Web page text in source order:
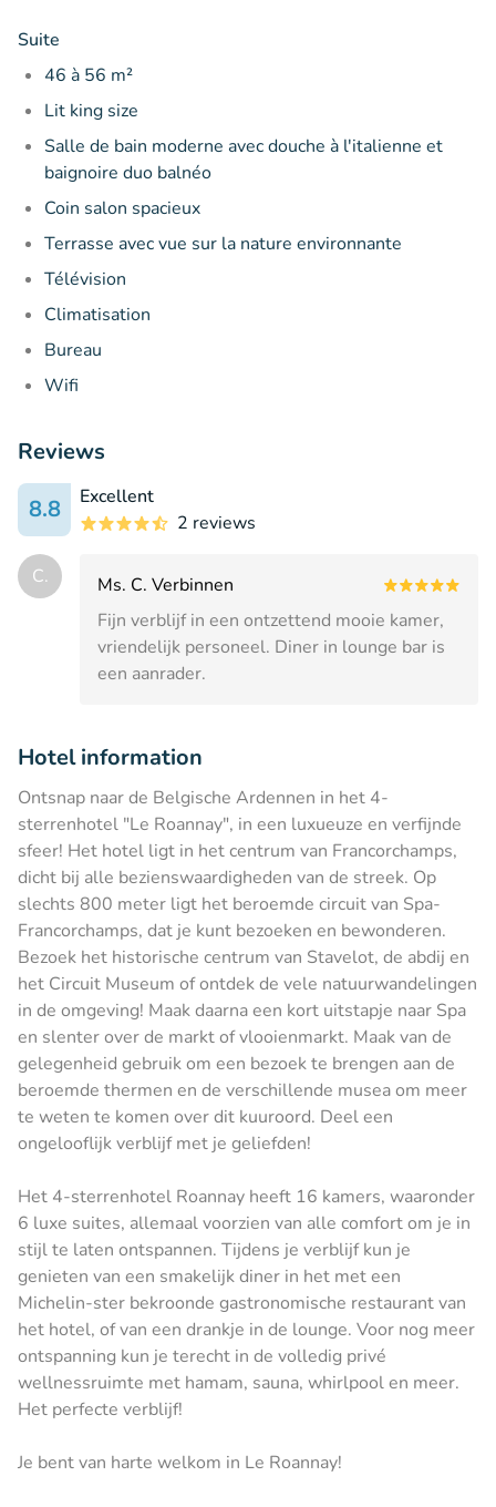
Suite
46 à 56 m²
Lit king size
Salle de bain moderne avec douche à l'italienne et
baignoire duo balnéo
Coin salon spacieux
Terrasse avec vue sur la nature environnante
Télévision
Climatisation
Bureau
Wifi
Reviews
8.8
Excellent
2 reviews
C.
Ms. C. Verbinnen
Fijn verblijf in een ontzettend mooie kamer,
vriendelijk personeel. Diner in lounge bar is
een aanrader.
Hotel information
Ontsnap naar de Belgische Ardennen in het 4-
sterrenhotel "Le Roannay", in een luxueuze en verfijnde
sfeer! Het hotel ligt in het centrum van Francorchamps,
dicht bij alle bezienswaardigheden van de streek. Op
slechts 800 meter ligt het beroemde circuit van Spa-
Francorchamps, dat je kunt bezoeken en bewonderen.
Bezoek het historische centrum van Stavelot, de abdij en
het Circuit Museum of ontdek de vele natuurwandelingen
in de omgeving! Maak daarna een kort uitstapje naar Spa
en slenter over de markt of vlooienmarkt. Maak van de
gelegenheid gebruik om een bezoek te brengen aan de
beroemde thermen en de verschillende musea om meer
te weten te komen over dit kuuroord. Deel een
ongelooflijk verblijf met je geliefden!
Het 4-sterrenhotel Roannay heeft 16 kamers, waaronder
6 luxe suites, allemaal voorzien van alle comfort om je in
stijl te laten ontspannen. Tijdens je verblijf kun je
genieten van een smakelijk diner in het met een
Michelin-ster bekroonde gastronomische restaurant van
het hotel, of van een drankje in de lounge. Voor nog meer
ontspanning kun je terecht in de volledig privé
wellnessruimte met hamam, sauna, whirlpool en meer.
Het perfecte verblijf!
Je bent van harte welkom in Le Roannay!